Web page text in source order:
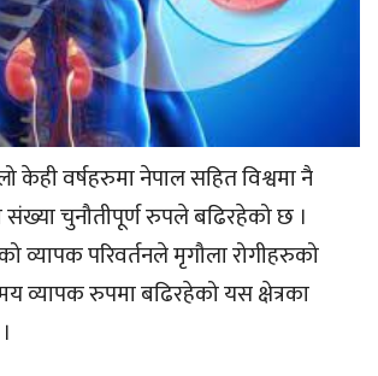
केही वर्षहरुमा नेपाल सहित विश्वमा नै
संख्या चुनौतीपूर्ण रुपले बढिरहेको छ ।
व्यापक परिवर्तनले मृगौला रोगीहरुको
व्यापक रुपमा बढिरहेको यस क्षेत्रका